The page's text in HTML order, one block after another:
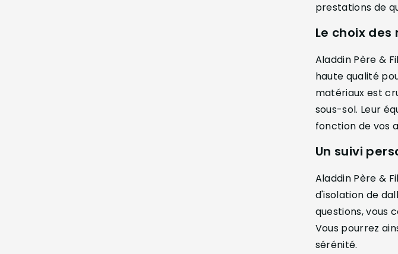
prestations de
Le choix
Aladdin Père &
haute qualité
matériaux est
sous-sol. Leur
fonction de vos
Un suivi
Aladdin Père &
d'isolation de
questions, vous
Vous pourrez
sérénité.